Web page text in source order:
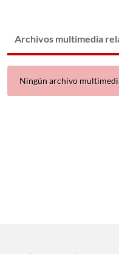
Archivos multimedia
Ningún archivo
| |